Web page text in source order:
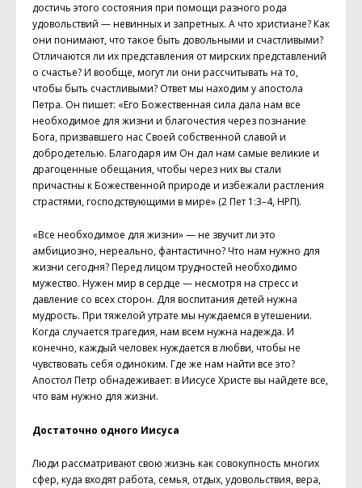
достичь этого состояния при помощи разного рода
удовольствий — невинных и запретных. А что христиане? Как
они понимают, что такое быть довольными и счастливыми?
Отличаются ли их представления от мирских представлений
о счастье? И вообще, могут ли они рассчитывать на то,
чтобы быть счастливыми? Ответ мы находим у апостола
Петра. Он пишет: «Его Божественная сила дала нам все
необходимое для жизни и благочестия через познание
Бога, призвавшего нас Своей собственной славой и
добродетелью. Благодаря им Он дал нам самые великие и
драгоценные обещания, чтобы через них вы стали
причастны к Божественной природе и избежали растления
страстями, господствующими в мире» (2 Пет 1:3–4, НРП).
«Все необходимое для жизни» — не звучит ли это
амбициозно, нереально, фантастично? Что нам нужно для
жизни сегодня? Перед лицом трудностей необходимо
мужество. Нужен мир в сердце — несмотря на стресс и
давление со всех сторон. Для воспитания детей нужна
мудрость. При тяжелой утрате мы нуждаемся в утешении.
Когда случается трагедия, нам всем нужна надежда. И
конечно, каждый человек нуждается в любви, чтобы не
чувствовать себя одиноким. Где же нам найти все это?
Апостол Петр обнадеживает: в Иисусе Христе вы найдете все,
что вам нужно для жизни.
Достаточно одного Иисуса
Люди рассматривают свою жизнь как совокупность многих
сфер, куда входят работа, семья, отдых, удовольствия, вера,